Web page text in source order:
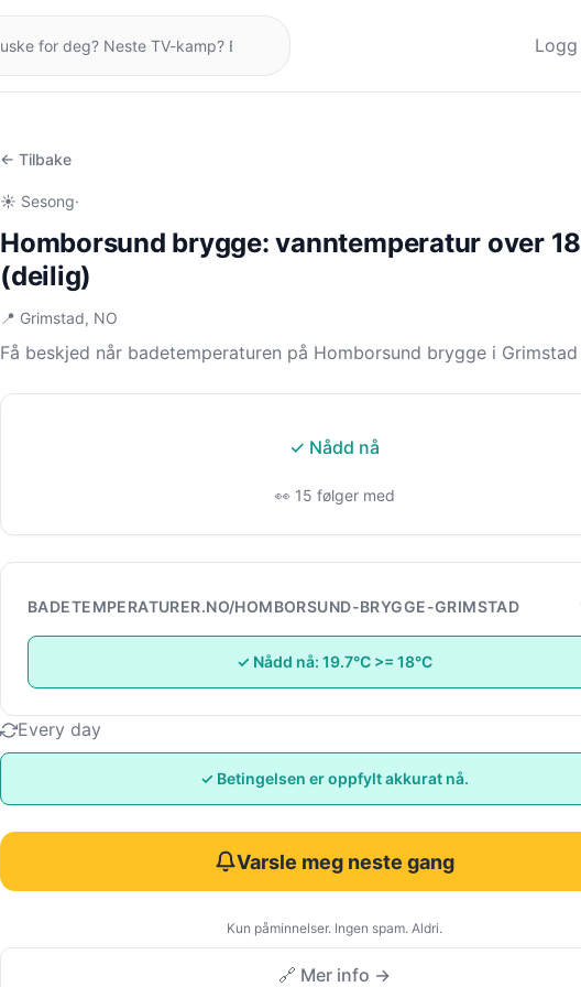
← Tilbake
☀️ Sesong·
Homborsund brygge: vanntemperatur over
(deilig)
📍 Grimstad, NO
Få beskjed når badetemperaturen på Homborsund brygge i Grimstad
✓ Nådd nå
👀 15 følger med
BADETEMPERATURER.NO/HOMBORSUND-BRYGGE-GRIMSTAD
✓ Nådd nå: 19.7°C >= 18°C
Every day
✓ Betingelsen er oppfylt akkurat nå.
Varsle meg neste gang
Kun påminnelser. Ingen spam. Aldri.
🔗 Mer info →